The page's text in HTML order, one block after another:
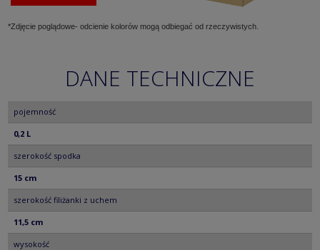
*Zdjęcie poglądowe- odcienie kolorów mogą odbiegać od rzeczywistych.
DANE TECHNICZNE
pojemność
0,2 L
szerokość spodka
15 cm
szerokość filiżanki z uchem
11,5 cm
wysokość